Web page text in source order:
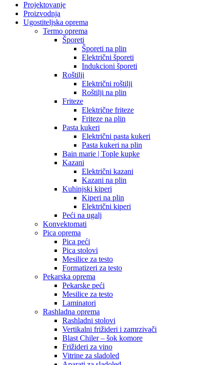
Projektovanje
Proizvodnja
Ugostiteljska oprema
Termo oprema
Šporeti
Šporeti na plin
Električni šporeti
Indukcioni šporeti
Roštilji
Električni roštilji
Roštilji na plin
Friteze
Električne friteze
Friteze na plin
Pasta kukeri
Električni pasta kukeri
Pasta kukeri na plin
Bain marie | Tople kupke
Kazani
Električni kazani
Kazani na plin
Kuhinjski kiperi
Kiperi na plin
Električni kiperi
Peći na ugalj
Konvektomati
Pica oprema
Pica peći
Pica stolovi
Mesilice za testo
Formatizeri za testo
Pekarska oprema
Pekarske peći
Mesilice za testo
Laminatori
Rashladna oprema
Rashladni stolovi
Vertikalni frižideri i zamrzivači
Blast Chiler – šok komore
Frižideri za vino
Vitrine za sladoled